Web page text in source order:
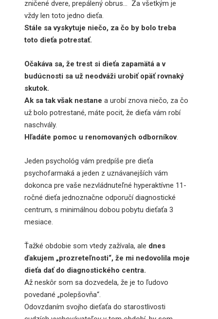
zničené dvere, prepálený obrus… Za všetkým je
vždy len toto jedno dieťa.
Stále sa vyskytuje niečo, za čo by bolo treba
toto dieťa potrestať.
Očakáva sa, že trest si dieťa zapamätá a v
budúcnosti sa už neodváži urobiť opäť rovnaký
skutok.
Ak sa tak však nestane a urobí znova niečo, za čo
už bolo potrestané, máte pocit, že dieťa vám robí
naschvály.
Hľadáte pomoc u renomovaných odborníkov.
Jeden psychológ vám predpíše pre dieťa
psychofarmaká a jeden z uznávanejších vám
dokonca pre vaše nezvládnuteľné hyperaktívne 11-
ročné dieťa jednoznačne odporučí diagnostické
centrum, s minimálnou dobou pobytu dieťaťa 3
mesiace.
Ťažké obdobie som vtedy zažívala, ale dnes
ďakujem „prozreteľnosti“, že mi nedovolila moje
dieťa dať do diagnostického centra.
Až neskôr som sa dozvedela, že je to ľudovo
povedané „polepšovňa“.
Odovzdaním svojho dieťaťa do starostlivosti